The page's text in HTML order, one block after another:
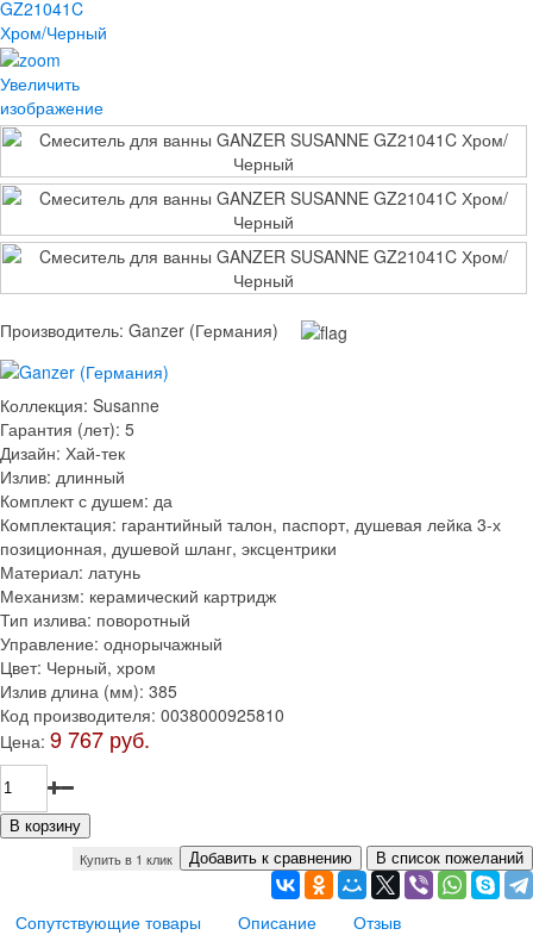
Увеличить
изображение
Производитель: Ganzer (Германия)
Коллекция: Susanne
Гарантия (лет): 5
Дизайн: Хай-тек
Излив: длинный
Комплект с душем: да
Комплектация: гарантийный талон, паспорт, душевая лейка 3-х
позиционная, душевой шланг, эксцентрики
Материал: латунь
Механизм: керамический картридж
Тип излива: поворотный
Управление: однорычажный
Цвет: Черный, хром
Излив длина (мм): 385
Код производителя: 0038000925810
Цена: 9 767 руб.
Купить в 1 клик
Сопутствующие товары Описание
Отзыв